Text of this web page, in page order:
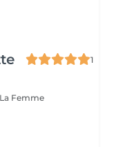
1
& La Femme